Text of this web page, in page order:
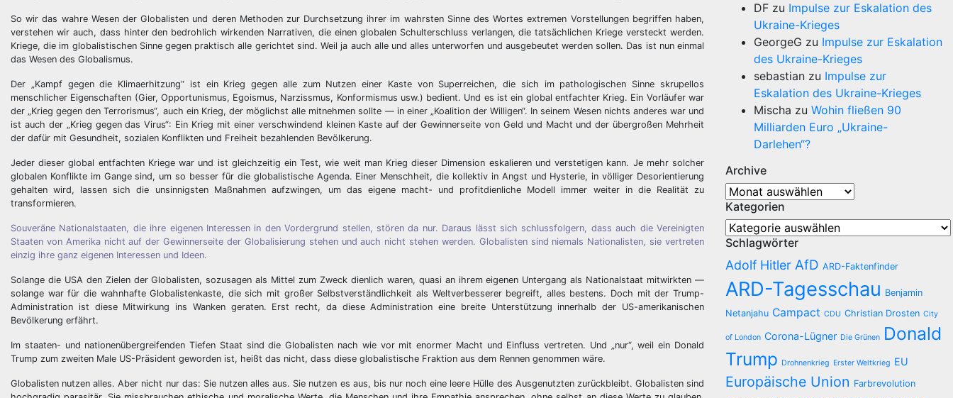
So wir das wahre Wesen der Globalisten und deren Methoden zur Durchsetzung ihrer im wahrsten Sinne des Wortes extremen Vorstellungen begriffen haben,
verstehen wir auch, dass hinter den bedrohlich wirkenden Narrativen, die einen globalen Schulterschluss verlangen, die tatsächlichen Kriege versteckt werden.
Kriege, die im globalistischen Sinne gegen praktisch alle gerichtet sind. Weil ja auch alle und alles unterworfen und ausgebeutet werden sollen. Das ist nun einmal
das Wesen des Globalismus.
Der „Kampf gegen die Klimaerhitzung“ ist ein Krieg gegen alle zum Nutzen einer Kaste von Superreichen, die sich im pathologischen Sinne skrupellos
menschlicher Eigenschaften (Gier, Opportunismus, Egoismus, Narzissmus, Konformismus usw.) bedient. Und es ist ein global entfachter Krieg. Ein Vorläufer war
der „Krieg gegen den Terrorismus“, auch ein Krieg, der möglichst alle mitnehmen sollte — in einer „Koalition der Willigen“. In seinem Wesen nichts anderes war und
ist auch der „Krieg gegen das Virus“: Ein Krieg mit einer verschwindend kleinen Kaste auf der Gewinnerseite von Geld und Macht und der übergroßen Mehrheit
der dafür mit Gesundheit, sozialen Konflikten und Freiheit bezahlenden Bevölkerung.
Jeder dieser global entfachten Kriege war und ist gleichzeitig ein Test, wie weit man Krieg dieser Dimension eskalieren und verstetigen kann. Je mehr solcher
globalen Konflikte im Gange sind, um so besser für die globalistische Agenda. Einer Menschheit, die kollektiv in Angst und Hysterie, in völliger Desorientierung
gehalten wird, lassen sich die unsinnigsten Maßnahmen aufzwingen, um das eigene macht- und profitdienliche Modell immer weiter in die Realität zu
transformieren.
Souveräne Nationalstaaten, die ihre eigenen Interessen in den Vordergrund stellen, stören da nur. Daraus lässt sich schlussfolgern, dass auch die Vereinigten
Staaten von Amerika nicht auf der Gewinnerseite der Globalisierung stehen und auch nicht stehen werden. Globalisten sind niemals Nationalisten, sie vertreten
einzig ihre ganz eigenen Interessen und Ideen.
Solange die USA den Zielen der Globalisten, sozusagen als Mittel zum Zweck dienlich waren, quasi an ihrem eigenen Untergang als Nationalstaat mitwirkten —
solange war für die wahnhafte Globalistenkaste, die sich mit großer Selbstverständlichkeit als Weltverbesserer begreift, alles bestens. Doch mit der Trump-
Administration ist diese Mitwirkung ins Wanken geraten. Erst recht, da diese Administration eine breite Unterstützung innerhalb der US-amerikanischen
Bevölkerung erfährt.
Im staaten- und nationenübergreifenden Tiefen Staat sind die Globalisten nach wie vor mit enormer Macht und Einfluss vertreten. Und „nur“, weil ein Donald
Trump zum zweiten Male US-Präsident geworden ist, heißt das nicht, dass diese globalistische Fraktion aus dem Rennen genommen wäre.
Globalisten nutzen alles. Aber nicht nur das: Sie nutzen alles aus. Sie nutzen es aus, bis nur noch eine leere Hülle des Ausgenutzten zurückbleibt. Globalisten sind
DF zu Impulse zur Eskalation des
Ukraine-Krieges
GeorgeG zu Impulse zur Eskalation
des Ukraine-Krieges
sebastian zu Impulse zur
Eskalation des Ukraine-Krieges
Mischa zu Wohin fließen 90
Milliarden Euro „Ukraine-
Darlehen“?
Archive
Archive
Kategorien
Kategorien
Schlagwörter
Adolf Hitler AfD ARD-Faktenfinder
ARD-Tagesschau Benjamin
Netanjahu Campact CDU Christian Drosten City
of London Corona-Lügner Die Grünen Donald
Trump Drohnenkrieg Erster Weltkrieg EU
Europäische Union Farbrevolution